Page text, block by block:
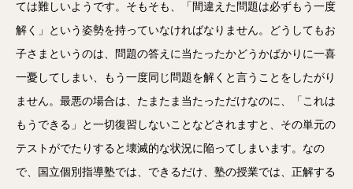
ては難しいようです。そもそも、「間違えた問題は必ずもう一度
解く」という姿勢を持っていなければなりません。どうしてもお
子さまというのは、問題の答えに当たったかどうかばかりに一喜
一憂してしまい、もう一度同じ問題を解くと言うことをしたがり
ません。最悪の場合は、たまたま当たっただけなのに、「これは
もうできる」と一切復習しないことなどされますと、その単元の
テストがでたりすると壊滅的な状況に陥ってしまいます。なの
で、国立個別指導塾では、できるだけ、塾の授業では、正解する